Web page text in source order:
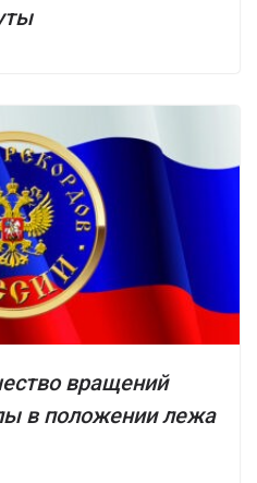
вращений
в положении лежа